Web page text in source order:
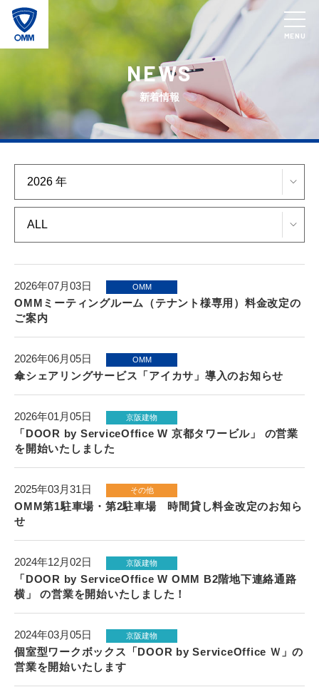
MENU
NEWS
新着情報
2026年07月03日 OMM
OMMミーティングルーム（テナント様専用）料金改定の
ご案内
2026年06月05日 OMM
傘シェアリングサービス「アイカサ」導入のお知らせ
2026年01月05日 京阪建物
「DOOR by ServiceOffice W 京都タワービル」 の営業
を開始いたしました
2025年03月31日 その他
OMM第1駐車場・第2駐車場 時間貸し料金改定のお知ら
せ
2024年12月02日 京阪建物
「DOOR by ServiceOffice W OMM B2階地下連絡通路
横」 の営業を開始いたしました！
2024年03月05日 京阪建物
個室型ワークボックス「DOOR by ServiceOffice Ｗ」の
営業を開始いたします